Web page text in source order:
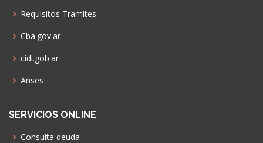
Requisitos Tramites
Cba.gov.ar
cidi.gob.ar
Anses
SERVICIOS ONLINE
Consulta deuda